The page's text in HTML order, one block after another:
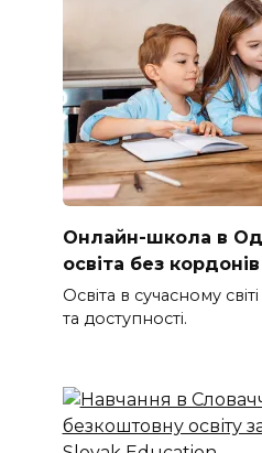
Онлайн-школа в
освіта без кордонів
Освіта в сучасному
та доступності.